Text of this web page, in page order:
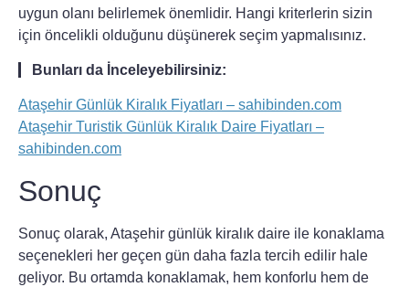
uygun olanı belirlemek önemlidir. Hangi kriterlerin sizin
için öncelikli olduğunu düşünerek seçim yapmalısınız.
Bunları da İnceleyebilirsiniz:
Ataşehir Günlük Kiralık Fiyatları – sahibinden.com
Ataşehir Turistik Günlük Kiralık Daire Fiyatları –
sahibinden.com
Sonuç
Sonuç olarak, Ataşehir günlük kiralık daire ile konaklama
seçenekleri her geçen gün daha fazla tercih edilir hale
geliyor. Bu ortamda konaklamak, hem konforlu hem de